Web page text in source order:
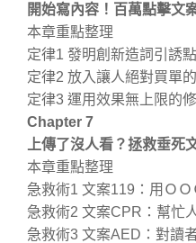
開始寫內容！百萬點擊文
本章重點整理
定律1 發明創新造詞引誘
定律2 放入讓人絕對買單
定律3 運用效果無上限的
Chapter 7
上傳了沒人看？拯救垂死
本章重點整理
急救術1 文案119：用Ｏ
急救術2 文案CPR：幫忙
急救術3 文案AED：對讀